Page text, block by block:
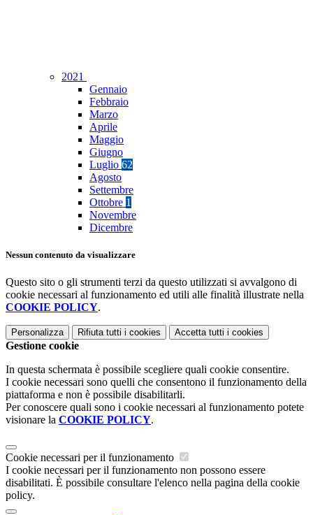
2021
Gennaio
Febbraio
Marzo
Aprile
Maggio
Giugno
Luglio 62
Agosto
Settembre
Ottobre 1
Novembre
Dicembre
Nessun contenuto da visualizzare
Questo sito o gli strumenti terzi da questo utilizzati si avvalgono di
cookie necessari al funzionamento ed utili alle finalità illustrate nella
COOKIE POLICY.
Personalizza Rifiuta tutti i cookies Accetta tutti i cookies
Gestione cookie
In questa schermata è possibile scegliere quali cookie consentire.
I cookie necessari sono quelli che consentono il funzionamento della
piattaforma e non è possibile disabilitarli.
Per conoscere quali sono i cookie necessari al funzionamento potete
visionare la COOKIE POLICY.
Cookie necessari per il funzionamento
I cookie necessari per il funzionamento non possono essere
disabilitati. È possibile consultare l'elenco nella pagina della cookie
policy.